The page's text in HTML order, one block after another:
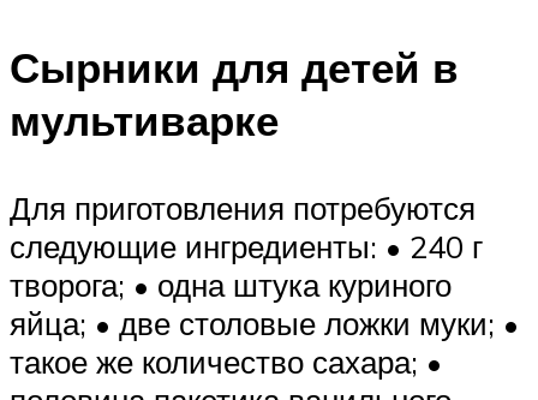
Сырники для детей в
мультиварке
Для приготовления потребуются
следующие ингредиенты: • 240 г
творога; • одна штука куриного
яйца; • две столовые ложки муки; •
такое же количество сахара; •